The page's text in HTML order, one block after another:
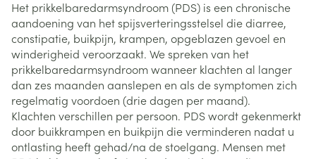
Het prikkelbaredarmsyndroom (PDS) is een chronische
aandoening van het spijsverteringsstelsel die diarree,
constipatie, buikpijn, krampen, opgeblazen gevoel en
winderigheid veroorzaakt. We spreken van het
prikkelbaredarmsyndroom wanneer klachten al langer
dan zes maanden aanslepen en als de symptomen zich
regelmatig voordoen (drie dagen per maand).
Klachten verschillen per persoon. PDS wordt gekenmerkt
door buikkrampen en buikpijn die verminderen nadat u
ontlasting heeft gehad/na de stoelgang. Mensen met